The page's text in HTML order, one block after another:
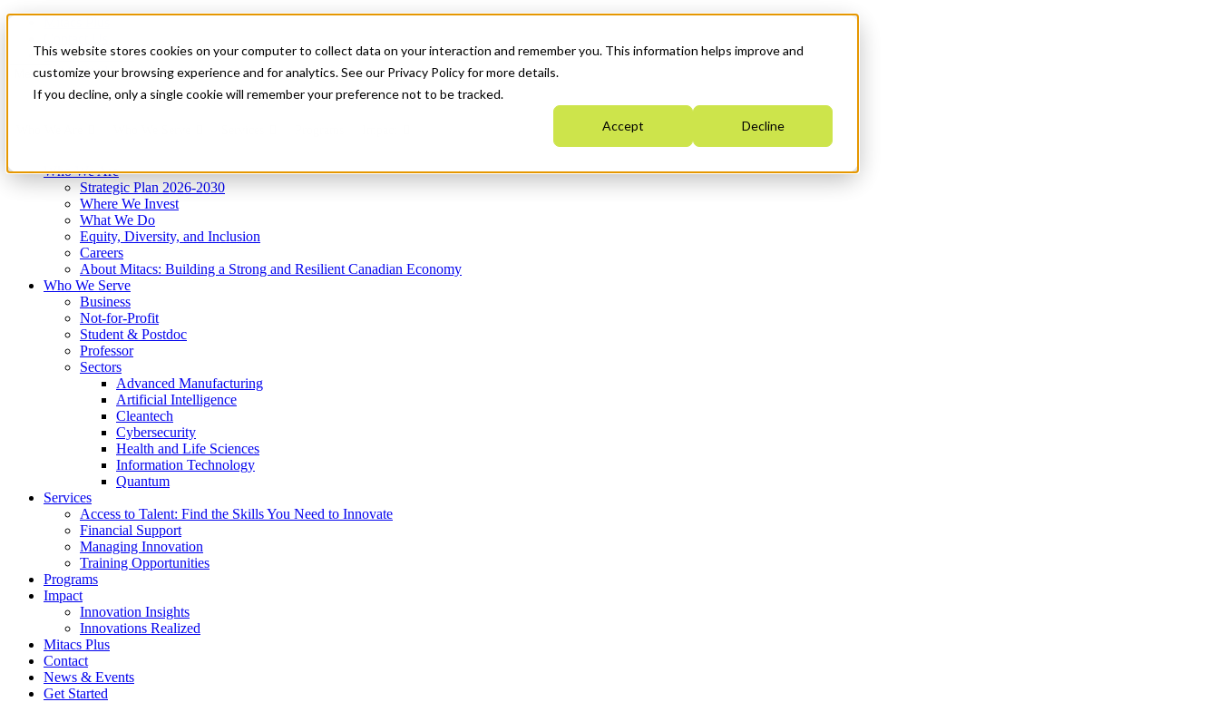
This website stores cookies on your computer to collect data on your interaction and remember you. This information helps improve and
customize your browsing experience and for analytics. See our Privacy Policy for more details.
If you decline, only a single cookie will remember your preference not to be tracked.
Accept Decline
News & Events
Get Started
Menu
Who We Are
Strategic Plan 2026-2030
Where We Invest
What We Do
Equity, Diversity, and Inclusion
Careers
About Mitacs: Building a Strong and Resilient Canadian Economy
Who We Serve
Business
Not-for-Profit
Student & Postdoc
Professor
Sectors
Advanced Manufacturing
Artificial Intelligence
Cleantech
Cybersecurity
Health and Life Sciences
Information Technology
Quantum
Services
Access to Talent: Find the Skills You Need to Innovate
Financial Support
Managing Innovation
Training Opportunities
Programs
Impact
Innovation Insights
Innovations Realized
Mitacs Plus
Contact
News & Events
Get Started